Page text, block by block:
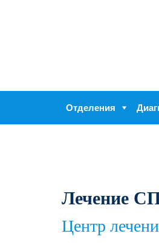
Отделения
Лечение
Центр